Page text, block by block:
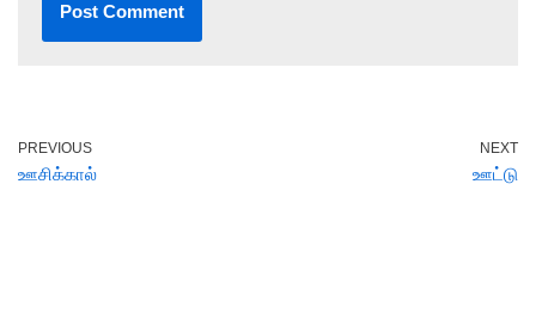
PREVIOUS
ஊசிக்கால்
NEXT
ஊட்டு